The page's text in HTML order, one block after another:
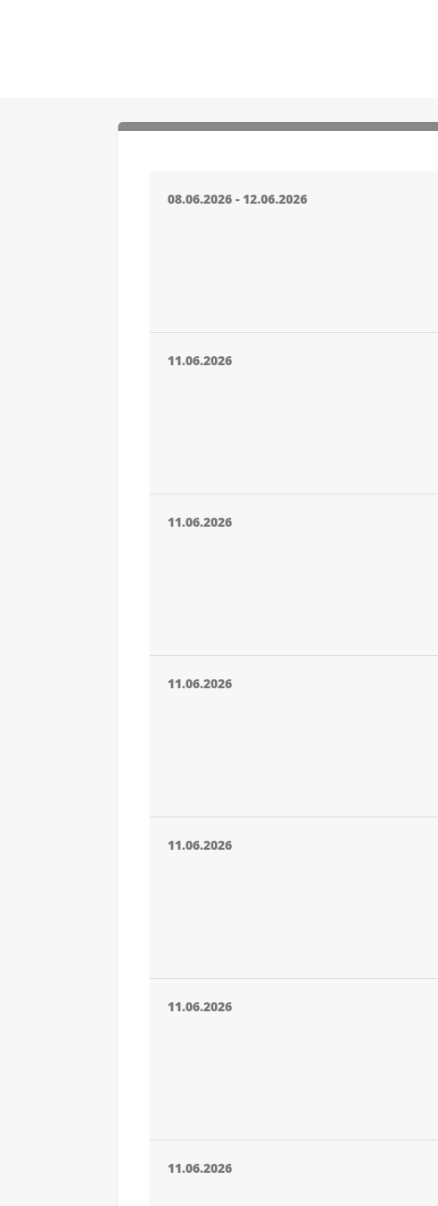
08.06.2026 - 12.06.2026
11.06.2026
11.06.2026
11.06.2026
11.06.2026
11.06.2026
11.06.2026